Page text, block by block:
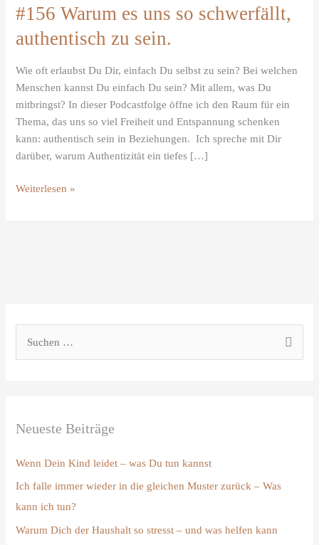
#156 Warum es uns so schwerfällt,
authentisch zu sein.
Wie oft erlaubst Du Dir, einfach Du selbst zu sein? Bei welchen
Menschen kannst Du einfach Du sein? Mit allem, was Du
mitbringst? In dieser Podcastfolge öffne ich den Raum für ein
Thema, das uns so viel Freiheit und Entspannung schenken
kann: authentisch sein in Beziehungen. Ich spreche mit Dir
darüber, warum Authentizität ein tiefes […]
es
so
Weiterlesen »
e
n
a
c
h
Neueste Beiträge
Wenn Dein Kind leidet – was Du tun kannst
Ich falle immer wieder in die gleichen Muster zurück – Was
kann ich tun?
Warum Dich der Haushalt so stresst – und was helfen kann